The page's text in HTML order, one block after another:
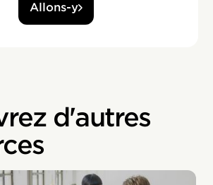
Allons-y
d'autres